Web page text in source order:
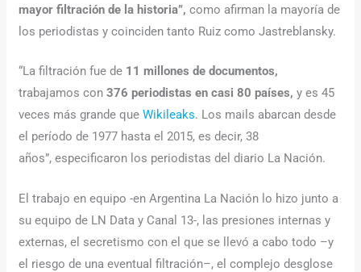
mayor filtración de la historia”, como afirman la mayoría de
los periodistas y coinciden tanto Ruiz como Jastreblansky.
“La filtración fue de 11 millones de documentos,
trabajamos con 376 periodistas en casi 80 países, y es 45
veces más grande que Wikileaks. Los mails abarcan desde
el período de 1977 hasta el 2015, es decir, 38
años”, especificaron los periodistas del diario La Nación.
El trabajo en equipo -en Argentina La Nación lo hizo junto a
su equipo de LN Data y Canal 13-, las presiones internas y
externas, el secretismo con el que se llevó a cabo todo –y
el riesgo de una eventual filtración–, el complejo desglose